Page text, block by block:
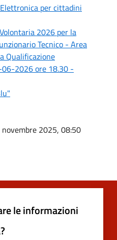
per cittadini
2026 per la
Tecnico - Area
Qualificazione
06-2026 ore 18.30 -
novembre 2025, 08:50
le informazioni